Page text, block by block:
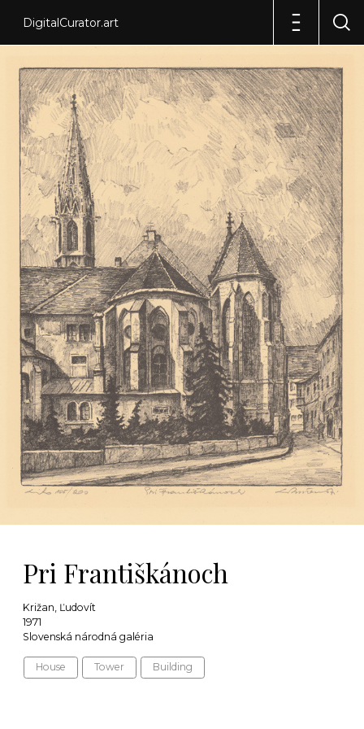
DigitalCurator.art
Pri Františkánoch
Križan, Ľudovít
1971
Slovenská národná galéria
House Tower Building